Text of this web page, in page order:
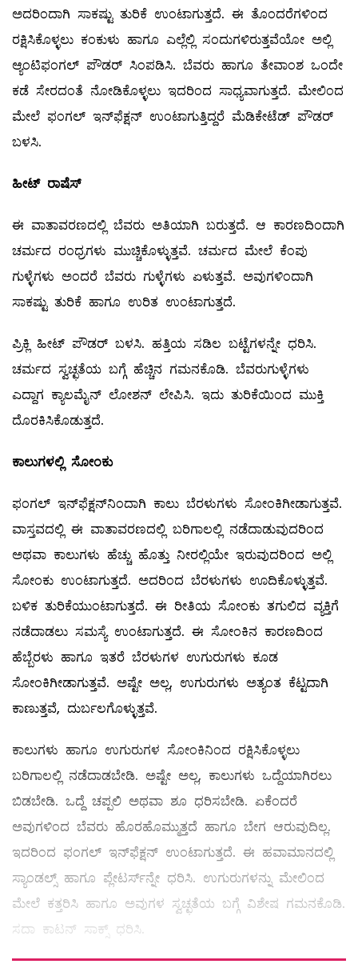
ಅದರಿಂದಾಗಿ ಸಾಕಷ್ಟು ತುರಿಕೆ ಉಂಟಾಗುತ್ತದೆ. ಈ ತೊಂದರೆಗಳಿಂದ
ರಕ್ಷಿಸಿಕೊಳ್ಳಲು ಕಂಕುಳು ಹಾಗೂ ಎಲ್ಲೆಲ್ಲಿ ಸಂದುಗಳಿರುತ್ತವೆಯೋ ಅಲ್ಲಿ
ಆ್ಯಂಟಿಫಂಗಲ್ ಪೌಡರ್‌ ಸಿಂಪಡಿಸಿ. ಬೆವರು ಹಾಗೂ ತೇವಾಂಶ ಒಂದೇ
ಕಡೆ ಸೇರದಂತೆ ನೋಡಿಕೊಳ್ಳಲು ಇದರಿಂದ ಸಾಧ್ಯವಾಗುತ್ತದೆ. ಮೇಲಿಂದ
ಮೇಲೆ ಫಂಗಲ್ ಇನ್‌ಫೆಕ್ಷನ್‌ ಉಂಟಾಗುತ್ತಿದ್ದರೆ ಮೆಡಿಕೇಟೆಡ್‌ ಪೌಡರ್‌
ಬಳಸಿ.
ಹೀಟ್‌ ರಾಷೆಸ್‌
ಈ ವಾತಾವರಣದಲ್ಲಿ ಬೆವರು ಅತಿಯಾಗಿ ಬರುತ್ತದೆ. ಆ ಕಾರಣದಿಂದಾಗಿ
ಚರ್ಮದ ರಂಧ್ರಗಳು ಮುಚ್ಚಿಕೊಳ್ಳುತ್ತವೆ. ಚರ್ಮದ ಮೇಲೆ ಕೆಂಪು
ಗುಳ್ಳೆಗಳು ಅಂದರೆ ಬೆವರು ಗುಳ್ಳೆಗಳು ಏಳುತ್ತವೆ. ಅವುಗಳಿಂದಾಗಿ
ಸಾಕಷ್ಟು ತುರಿಕೆ ಹಾಗೂ ಉರಿತ ಉಂಟಾಗುತ್ತದೆ.
ಪ್ರಿಕ್ಲಿ ಹೀಟ್‌ ಪೌಡರ್‌ ಬಳಸಿ. ಹತ್ತಿಯ ಸಡಿಲ ಬಟ್ಟೆಗಳನ್ನೇ ಧರಿಸಿ.
ಚರ್ಮದ ಸ್ವಚ್ಛತೆಯ ಬಗ್ಗೆ ಹೆಚ್ಚಿನ ಗಮನಕೊಡಿ. ಬೆವರುಗುಳ್ಳೆಗಳು
ಎದ್ದಾಗ ಕ್ಯಾಲಮೈನ್‌ ಲೋಶನ್‌ ಲೇಪಿಸಿ. ಇದು ತುರಿಕೆಯಿಂದ ಮುಕ್ತಿ
ದೊರಕಿಸಿಕೊಡುತ್ತದೆ.
ಕಾಲುಗಳಲ್ಲಿ ಸೋಂಕು
ಫಂಗಲ್ ಇನ್‌ಫೆಕ್ಷನ್‌ನಿಂದಾಗಿ ಕಾಲು ಬೆರಳುಗಳು ಸೋಂಕಿಗೀಡಾಗುತ್ತವೆ.
ವಾಸ್ತವದಲ್ಲಿ ಈ ವಾತಾವರಣದಲ್ಲಿ ಬರಿಗಾಲಲ್ಲಿ ನಡೆದಾಡುವುದರಿಂದ
ಅಥವಾ ಕಾಲುಗಳು ಹೆಚ್ಚು ಹೊತ್ತು ನೀರಲ್ಲಿಯೇ ಇರುವುದರಿಂದ ಅಲ್ಲಿ
ಸೋಂಕು ಉಂಟಾಗುತ್ತದೆ. ಅದರಿಂದ ಬೆರಳುಗಳು ಊದಿಕೊಳ್ಳುತ್ತವೆ.
ಬಳಿಕ ತುರಿಕೆಯುಂಟಾಗುತ್ತದೆ. ಈ ರೀತಿಯ ಸೋಂಕು ತಗುಲಿದ ವ್ಯಕ್ತಿಗೆ
ನಡೆದಾಡಲು ಸಮಸ್ಯೆ ಉಂಟಾಗುತ್ತದೆ. ಈ ಸೋಂಕಿನ ಕಾರಣದಿಂದ
ಹೆಬ್ಬೆರಳು ಹಾಗೂ ಇತರೆ ಬೆರಳುಗಳ ಉಗುರುಗಳು ಕೂಡ
ಸೋಂಕಿಗೀಡಾಗುತ್ತವೆ. ಅಷ್ಟೇ ಅಲ್ಲ, ಉಗುರುಗಳು ಅತ್ಯಂತ ಕೆಟ್ಟದಾಗಿ
ಕಾಣುತ್ತವೆ, ದುರ್ಬಲಗೊಳ್ಳುತ್ತವೆ.
ಕಾಲುಗಳು ಹಾಗೂ ಉಗುರುಗಳ ಸೋಂಕಿನಿಂದ ರಕ್ಷಿಸಿಕೊಳ್ಳಲು
ಬರಿಗಾಲಲ್ಲಿ ನಡೆದಾಡಬೇಡಿ. ಅಷ್ಟೇ ಅಲ್ಲ, ಕಾಲುಗಳು ಒದ್ದೆಯಾಗಿರಲು
ಬಿಡಬೇಡಿ. ಒದ್ದೆ ಚಪ್ಪಲಿ ಅಥವಾ ಶೂ ಧರಿಸಬೇಡಿ. ಏಕೆಂದರೆ
ಅವುಗಳಿಂದ ಬೆವರು ಹೊರಹೊಮ್ಮುತ್ತದೆ ಹಾಗೂ ಬೇಗ ಆರುವುದಿಲ್ಲ.
ಇದರಿಂದ ಫಂಗಲ್ ಇನ್‌ಫೆಕ್ಷನ್‌ ಉಂಟಾಗುತ್ತದೆ. ಈ ಹವಾಮಾನದಲ್ಲಿ
ಸ್ಯಾಂಡಲ್ಸ್ ಹಾಗೂ ಪ್ಲೇಟರ್ಸ್‌ನ್ನೇ ಧರಿಸಿ. ಉಗುರುಗಳನ್ನು ಮೇಲಿಂದ
ಮೇಲೆ ಕತ್ತರಿಸಿ ಹಾಗೂ ಅವುಗಳ ಸ್ವಚ್ಛತೆಯ ಬಗ್ಗೆ ವಿಶೇಷ ಗಮನಕೊಡಿ.
ಸದಾ ಕಾಟನ್‌ ಸಾಕ್ಸ್ ಧರಿಸಿ.